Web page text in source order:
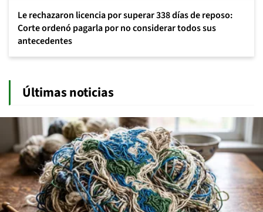
Le rechazaron licencia por superar 338 días de reposo:
Corte ordenó pagarla por no considerar todos sus
antecedentes
Últimas noticias